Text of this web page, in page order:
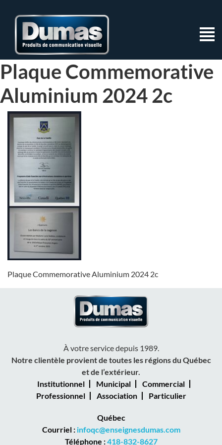
Plaque Commemorative
Aluminium 2024 2c
Plaque Commemorative Aluminium 2024 2c
À votre service depuis 1989.
Notre clientèle provient de toutes les régions du Québec
et de l’extérieur.
Institutionnel
Municipal
Commercial
Professionnel
Association Particulier
Québec
Courriel : infoqc@enseignesdumas.com
Téléphone :418-832-8627